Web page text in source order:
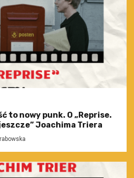
to nowy punk. O „Reprise.
Joachima Triera